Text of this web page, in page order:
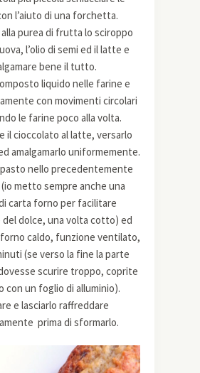
l’aiuto di una forchetta.
purea di frutta lo sciroppo
l’olio di semi ed il latte e
bene il tutto.
liquido nelle farine e
con movimenti circolari
le farine poco alla volta.
il cioccolato al latte, versarlo
amalgamarlo uniformemente.
nello precedentemente
metto sempre anche una
carta forno per facilitare
del dolce, una volta cotto) ed
caldo, funzione ventilato,
(se verso la fine la parte
scurire troppo, coprite
con un foglio di alluminio).
e lasciarlo raffreddare
prima di sformarlo.